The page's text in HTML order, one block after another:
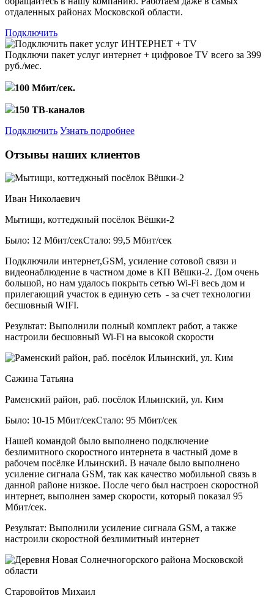
отдаленных районах Московской области.
Подключить
Подключи пакет услуг интернет + цифровое TV всего за 399
руб./мес.
100 Мбит/сек.
150 ТВ-каналов
Подключить Узнать подробнее
Отзывы наших клиентов
Иван Николаевич
Мытищи, коттеджный посёлок Вёшки-2
Было: 12 Мбит/секСтало: 99,5 Мбит/сек
Подключили интернет,GSM, усиление сотовой связи и
видеонаблюдение в частном доме в КП Вёшки-2. Дом очень
большой, но нам удалось покрыть сетью Wi-Fi весь дом и
прилегающий участок в единую сеть - за счет технологии
бесшовный WIFI.
Результат: Выполнили полный комплект работ, а также
настроили бесшовный Wi-Fi на высокой скорости
Сажина Татьяна
Раменский район, раб. посёлок Ильинский, ул. Ким
Было: 10-15 Мбит/секСтало: 95 Мбит/сек
Нашей командой было выполнено подключение
безлимитного скоростного интернета в частный доме в
рабочем посёлке Ильинский. В начале было выполнено
усиление сигнала GSM, так как качество мобильной связь в
данной районе низкое. После чего был настроен скоростной
интернет, выполнен замер скорости, который показал 95
Мбит/сек.
Результат: Выполнили усиление сигнала GSM, а также
настроили скоростной безлимитный интернет
Старовойтов Михаил